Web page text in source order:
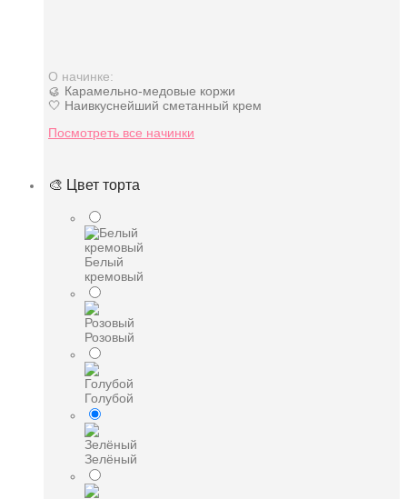
О начинке:
🥮 Карамельно-медовые коржи
🤍 Наивкуснейший сметанный крем
Посмотреть все начинки
🎨 Цвет торта
Белый
кремовый
Розовый
Голубой
Зелёный